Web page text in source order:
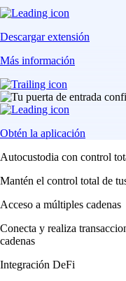
Descargar extensión
Más información
Obtén la aplicación
Autocustodia con control
Mantén el control total de
Acceso a múltiples cadenas
Conecta y realiza
cadenas
Integración DeFi